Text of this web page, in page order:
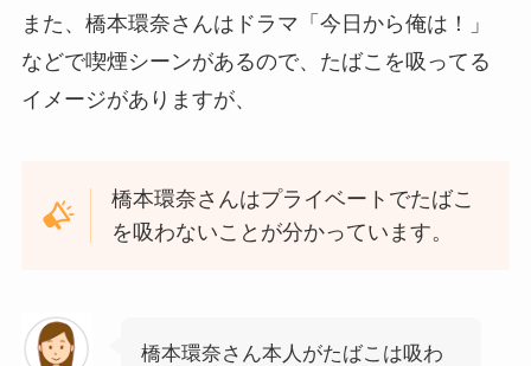
また、橋本環奈さんはドラマ「今日から俺は！」
などで喫煙シーンがあるので、たばこを吸ってる
イメージがありますが、
橋本環奈さんはプライベートでたばこ
を吸わないことが分かっています。
橋本環奈さん本人がたばこは吸わ